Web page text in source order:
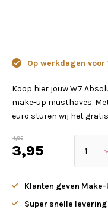
Op werkdagen
Koop hier jouw W7
make-up musthaves.
euro sturen wij het
4,95
3,95
Klanten geven
Super snelle levering